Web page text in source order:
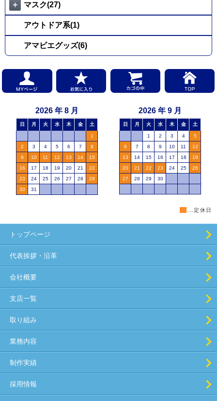
＋ マスク(27)
アウトドア系(1)
アマビエグッズ(6)
…定休日
トップページ
代表挨拶・沿革
会社概要
支店一覧
取り組み
業務内容
制作実績
採用情報